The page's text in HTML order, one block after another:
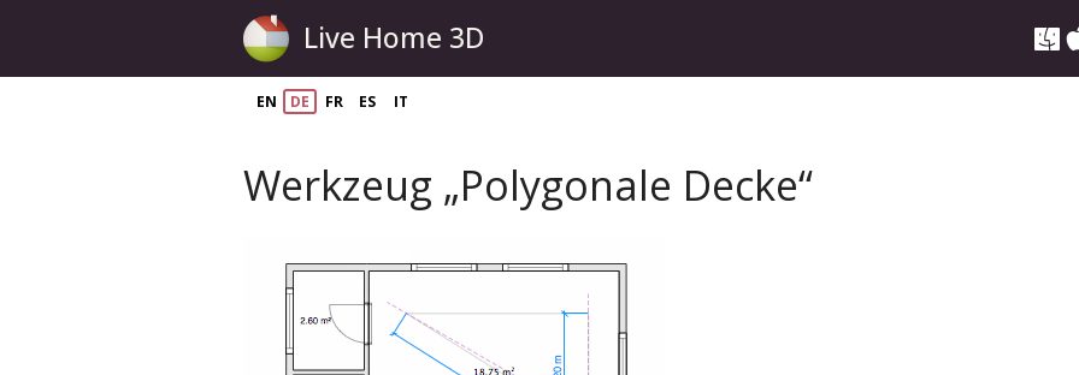
Live Home 3D
EN DE FR ES IT
Werkzeug „Polygonale Decke“